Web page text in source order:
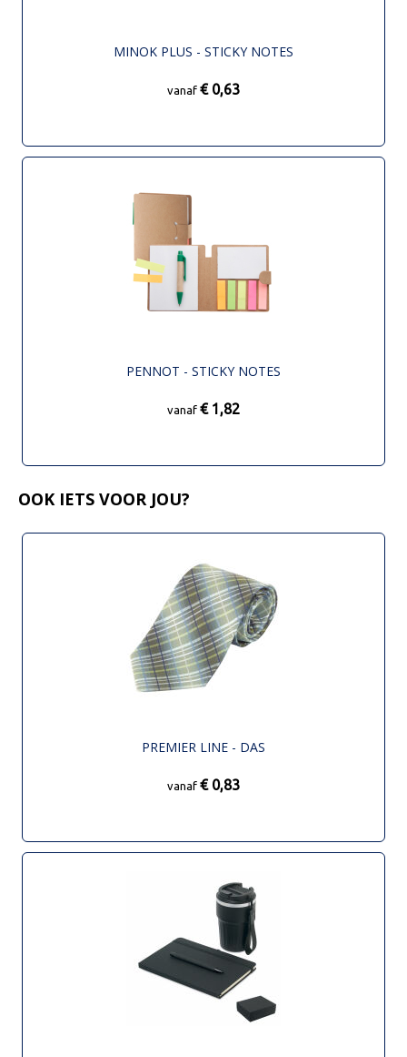
MINOK PLUS - STICKY NOTES
vanaf € 0,63
PENNOT - STICKY NOTES
vanaf € 1,82
OOK IETS VOOR JOU?
PREMIER LINE - DAS
vanaf € 0,83